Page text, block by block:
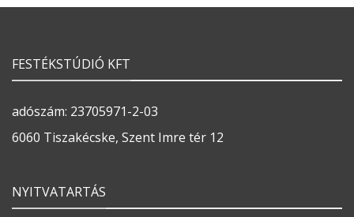
FESTÉKSTÚDIÓ KFT
adószám: 23705971-2-03
6060 Tiszakécske, Szent Imre tér 12
NYITVATARTÁS